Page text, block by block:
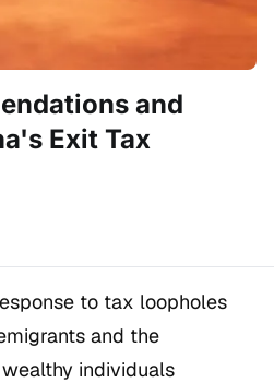
and
Exit Tax
to tax loopholes
and the
individuals